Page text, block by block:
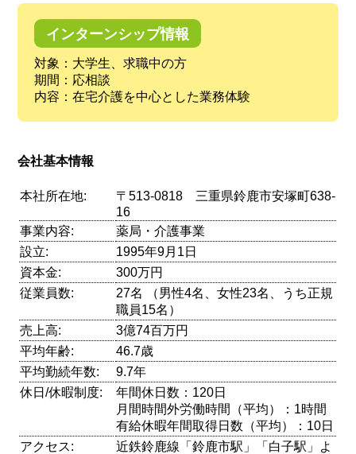
インターンシップ情報
対象：大学生、求職中の方
期間：応相談
内容：在宅介護を中心とした業務体験
会社基本情報
本社所在地:
〒513-0818 三重県鈴鹿市安塚町638-
16
事業内容:
薬局・介護事業
設立:
1995年9月1日
資本金:
300万円
従業員数:
27名 （男性4名、女性23名、うち正規
職員15名）
売上高:
3億74百万円
平均年齢:
46.7歳
平均勤続年数:
9.7年
休日/休暇制度:
年間休日数：120日
月間時間外労働時間（平均）：1時間
有給休暇年間取得日数（平均）：10日
アクセス:
近鉄鈴鹿線「鈴鹿市駅」「白子駅」よ